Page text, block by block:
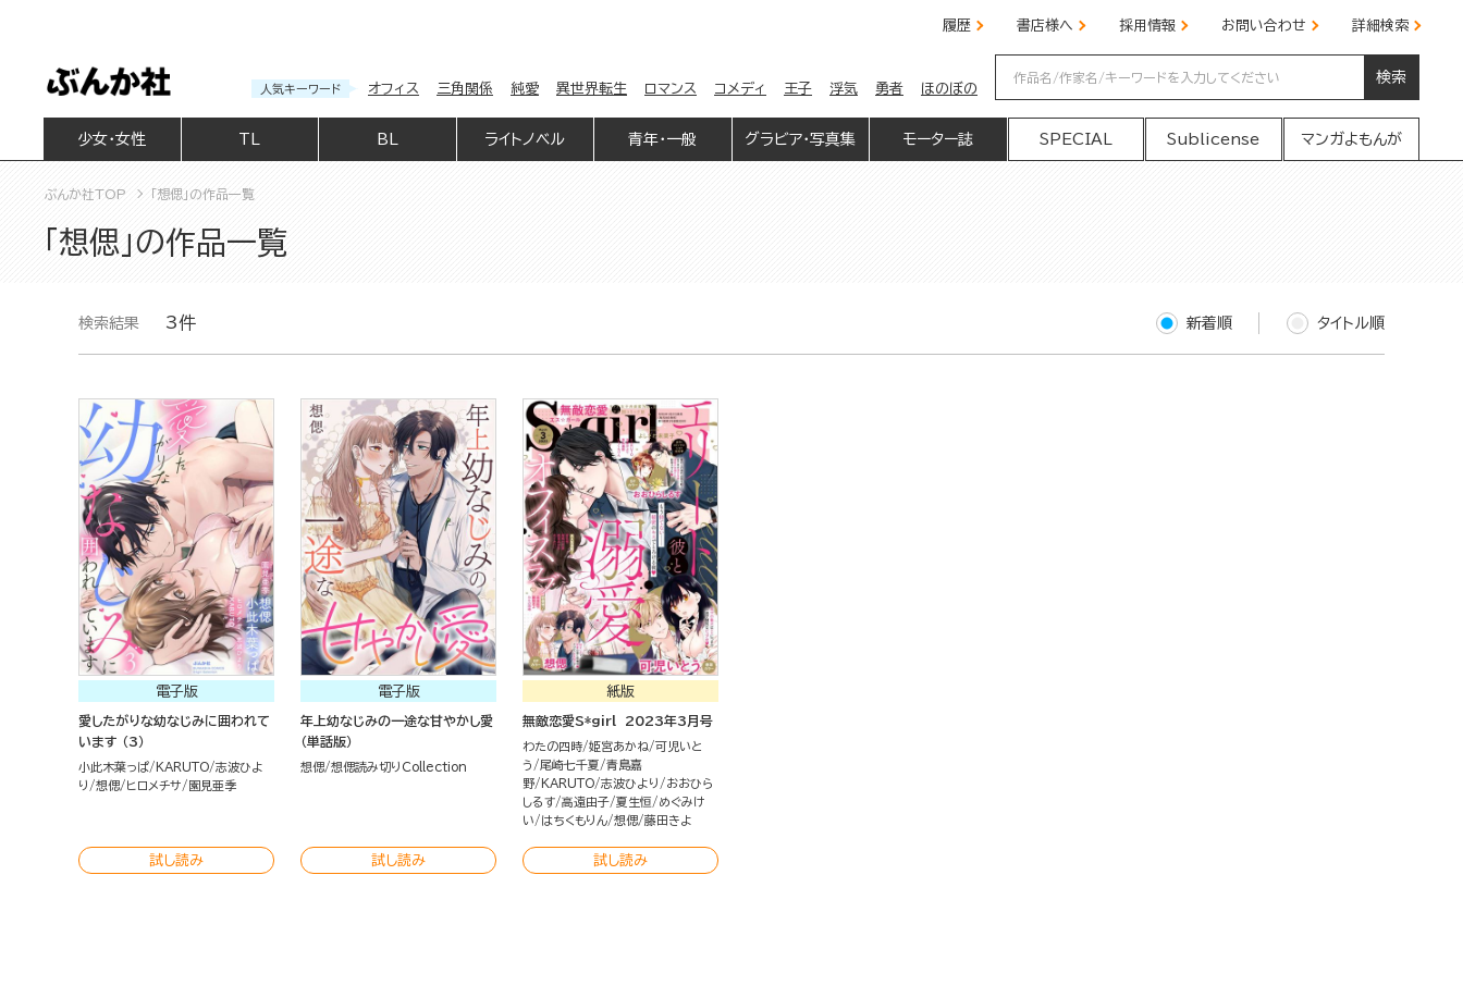
履歴 書店様へ 採用情報 お問い合わせ 詳細検索
人気キーワード オフィス 三角関係 純愛 異世界転生 ロマンス コメディ 王子 浮気 勇者 ほのぼの
検索
少女・女性 BL ライトノベル 青年・一般 グラビア・写真集 モーター誌 SPECIAL Sublicense マンガよもんが
ぶんか社TOP 「想偲」の作品一覧
「想偲」の作品一覧
検索結果 3件 新着順 タイトル順
電子版
愛したがりな幼なじみに囲われて
います （3）
小此木葉っぱ KARUTO 志波ひよ
り
想偲 ヒロメチサ 園見亜季
試し読み
電子版
年上幼なじみの一途な甘やかし愛
（単話版）
想偲 想偲読み切りCollection
試し読み
紙版
無敵恋愛S*girl 2023年3月号
わたの四時 姫宮あかね
可児いと
う
尾崎七千夏
青島嘉
野
KARUTO 志波ひより
おおひら
しるす 高遠由子 夏生恒
めぐみけ
い
はちくもりん 想偲 藤田きよ
試し読み